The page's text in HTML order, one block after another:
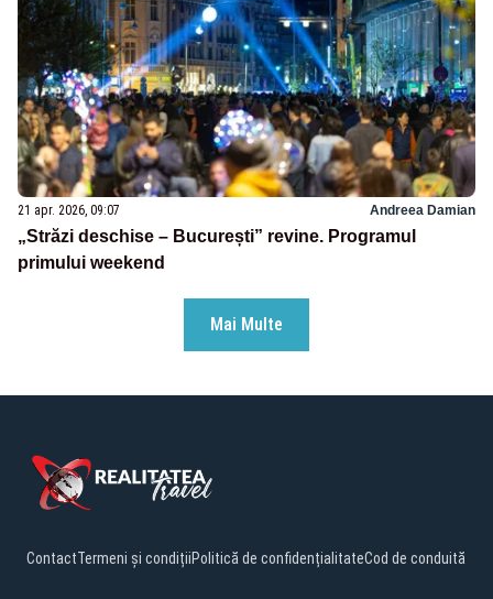
21 apr. 2026, 09:07 Andreea Damian
„Străzi deschise – București” revine. Programul
primului weekend
Mai Multe
ContactTermeni și condițiiPolitică de confidențialitateCod de conduită